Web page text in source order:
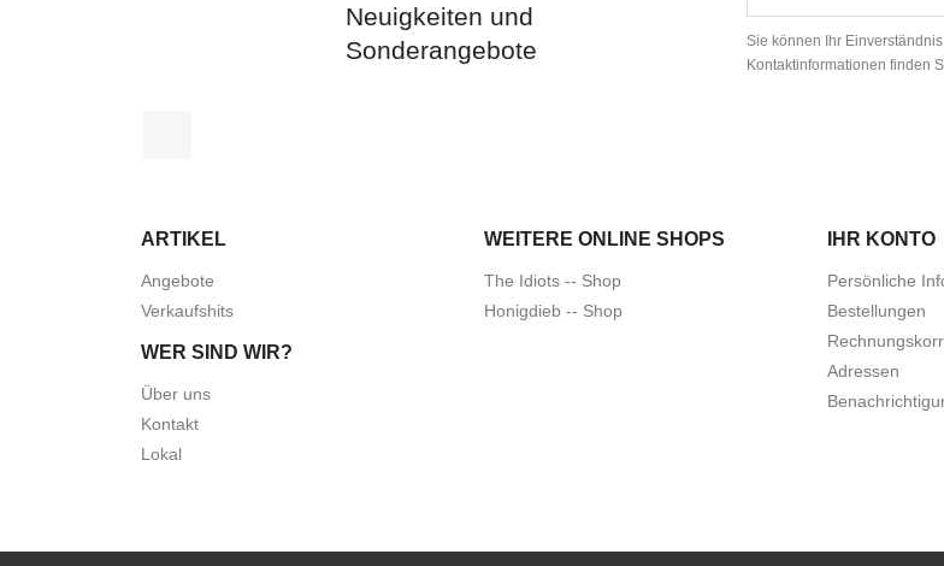
Neuigkeiten und
Sonderangebote
Sie können Ihr
Kontaktinformationen finden
ARTIKEL
Angebote
Verkaufshits
WEITERE ONLINE SHOPS
The Idiots -- Shop
Honigdieb -- Shop
WER SIND WIR?
Über uns
Kontakt
Lokal
IHR KONTO
Persönliche
Bestellungen
Adressen